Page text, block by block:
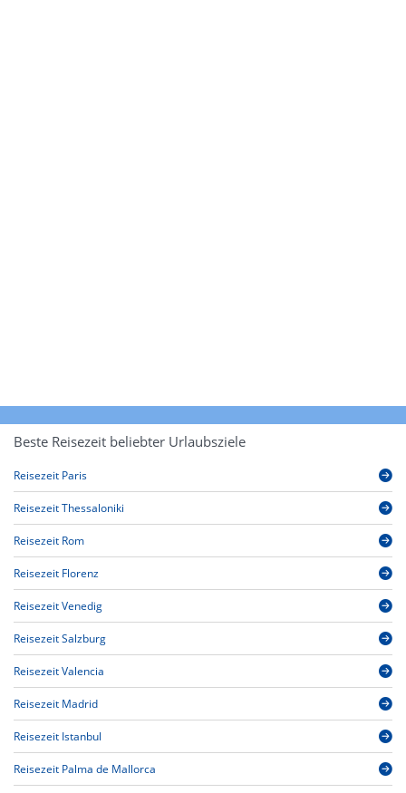
Beste Reisezeit beliebter Urlaubsziele
Reisezeit Paris
Reisezeit Thessaloniki
Reisezeit Rom
Reisezeit Florenz
Reisezeit Venedig
Reisezeit Salzburg
Reisezeit Valencia
Reisezeit Madrid
Reisezeit Istanbul
Reisezeit Palma de Mallorca